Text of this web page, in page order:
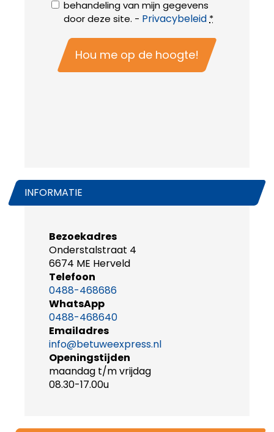
behandeling van mijn gegevens
door deze site. - Privacybeleid *
INFORMATIE
Bezoekadres
Onderstalstraat 4
6674 ME Herveld
Telefoon
0488-468686
WhatsApp
0488-468640
Emailadres
info@betuweexpress.nl
Openingstijden
maandag t/m vrijdag
08.30-17.00u